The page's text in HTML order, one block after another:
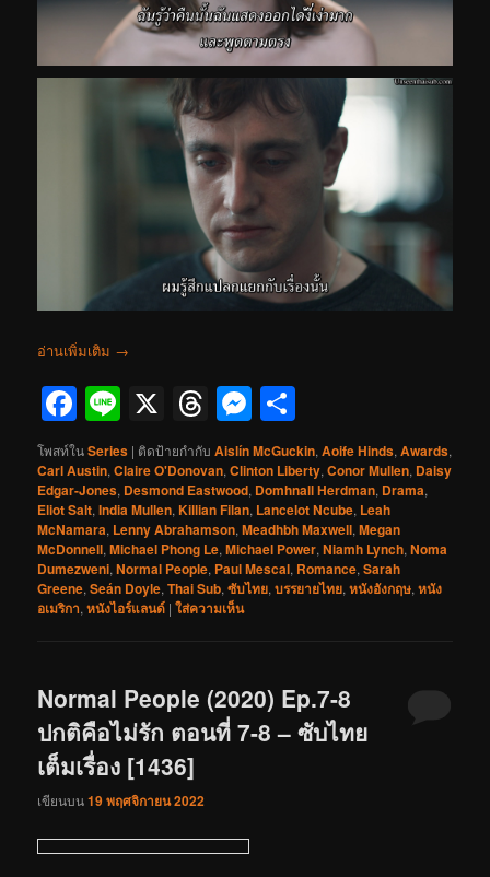
อ่านเพิ่มเติม →
Facebook
Line
X Threads
Messenger
โพสท์ในSeries | ติดป้ายกำกับ Aislín McGuckin,Aoife Hinds,Awards,
Carl Austin,Claire O'Donovan,Clinton Liberty,Conor Mullen, Daisy
Edgar-Jones, Desmond Eastwood, Domhnall Herdman, Drama,
Eliot Salt,India Mullen,Killian Filan, Lancelot Ncube, Leah
McNamara, Lenny Abrahamson,Meadhbh Maxwell,Megan
McDonnell,Michael Phong Le,Michael Power,Niamh Lynch,Noma
Dumezweni,Normal People, Paul Mescal, Romance,Sarah
Greene,Seán Doyle,Thai Sub,ซับไทย,บรรยายไทย,หนังอังกฤษ,หนัง
อเมริกา,หนังไอร์แลนด์ |ใส่ความเห็น
Normal People (2020) Ep.7-8
ปกติคือไม่รัก ตอนที่ 7-8 – ซับไทย
เต็มเรื่อง [1436]
เขียนบน19 พฤศจิกายน 2022